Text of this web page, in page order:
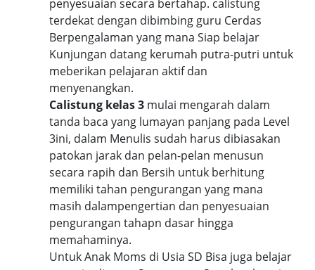
penyesuaian secara bertahap. calistung
terdekat dengan dibimbing guru Cerdas
Berpengalaman yang mana Siap belajar
Kunjungan datang kerumah putra-putri untuk
meberikan pelajaran aktif dan
menyenangkan.
Calistung kelas 3 mulai mengarah dalam
tanda baca yang lumayan panjang pada Level
3ini, dalam Menulis sudah harus dibiasakan
patokan jarak dan pelan-pelan menusun
secara rapih dan Bersih untuk berhitung
memiliki tahan pengurangan yang mana
masih dalampengertian dan penyesuaian
pengurangan tahapn dasar hingga
memahaminya.
Untuk Anak Moms di Usia SD Bisa juga belajar